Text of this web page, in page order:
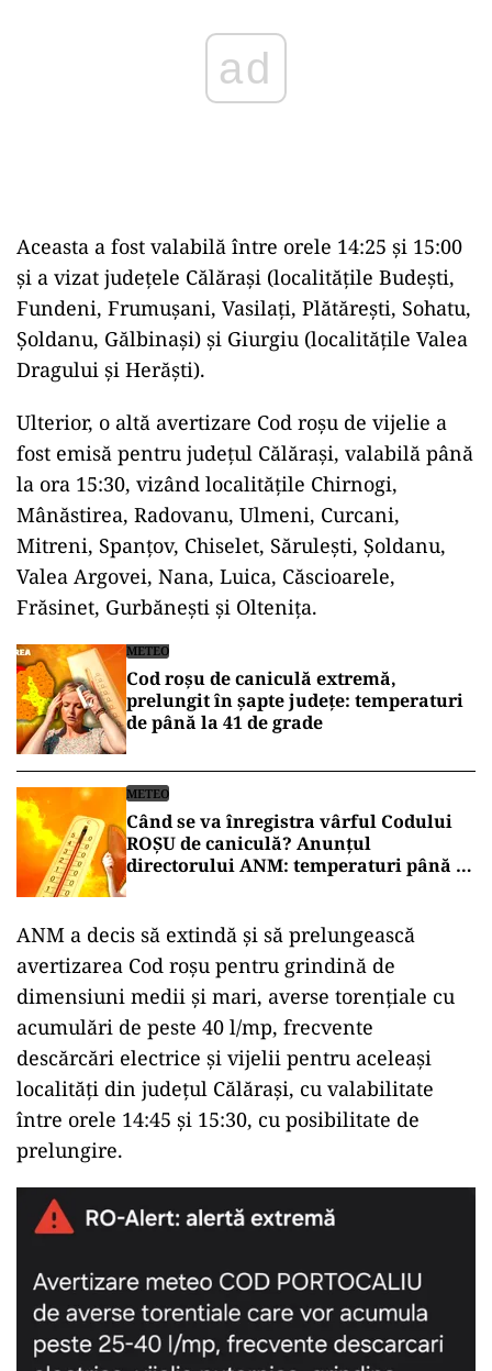
Aceasta a fost valabilă între orele 14:25 și 15:00
și a vizat județele Călărași (localitățile Budești,
Fundeni, Frumușani, Vasilați, Plătărești, Sohatu,
Șoldanu, Gălbinași) și Giurgiu (localitățile Valea
Dragului și Herăști).
Ulterior, o altă avertizare Cod roșu de vijelie a
fost emisă pentru județul Călărași, valabilă până
la ora 15:30, vizând localitățile Chirnogi,
Mânăstirea, Radovanu, Ulmeni, Curcani,
Mitreni, Spanțov, Chiselet, Sărulești, Șoldanu,
Valea Argovei, Nana, Luica, Căscioarele,
Frăsinet, Gurbănești și Oltenița.
METEO
Cod roșu de caniculă extremă,
prelungit în șapte județe: temperaturi
de până la 41 de grade
METEO
Când se va înregistra vârful Codului
ROȘU de caniculă? Anunțul
directorului ANM: temperaturi până la
ANM a decis să extindă și să prelungească
avertizarea Cod roșu pentru grindină de
dimensiuni medii și mari, averse torențiale cu
acumulări de peste 40 l/mp, frecvente
descărcări electrice și vijelii pentru aceleași
localități din județul Călărași, cu valabilitate
între orele 14:45 și 15:30, cu posibilitate de
prelungire.